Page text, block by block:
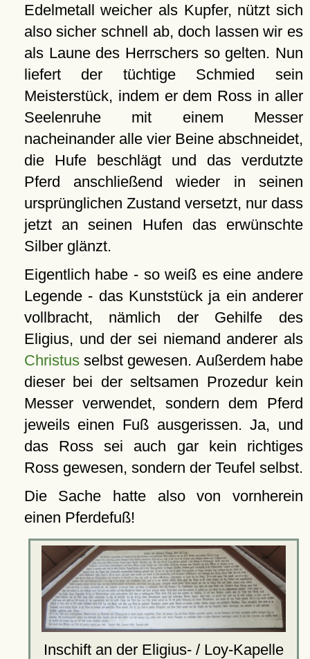
Edelmetall weicher als Kupfer, nützt sich
also sicher schnell ab, doch lassen wir es
als Laune des Herrschers so gelten. Nun
liefert der tüchtige Schmied sein
Meisterstück, indem er dem Ross in aller
Seelenruhe mit einem Messer
nacheinander alle vier Beine abschneidet,
die Hufe beschlägt und das verdutzte
Pferd anschließend wieder in seinen
ursprünglichen Zustand versetzt, nur dass
jetzt an seinen Hufen das erwünschte
Silber glänzt.
Eigentlich habe - so weiß es eine andere
Legende - das Kunststück ja ein anderer
vollbracht, nämlich der Gehilfe des
Eligius, und der sei niemand anderer als
Christusselbst gewesen. Außerdem habe
dieser bei der seltsamen Prozedur kein
Messer verwendet, sondern dem Pferd
jeweils einen Fuß ausgerissen. Ja, und
das Ross sei auch gar kein richtiges
Ross gewesen, sondern der Teufel selbst.
Die Sache hatte also von vornherein
einen Pferdefuß!
Inschift an der Eligius- / Loy-Kapelle